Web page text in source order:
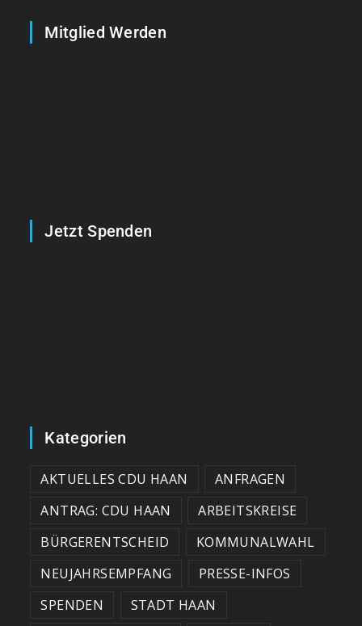
Mitglied Werden
Jetzt Spenden
Kategorien
AKTUELLES CDU HAAN
ANFRAGEN
ANTRAG: CDU HAAN
ARBEITSKREISE
BÜRGERENTSCHEID
KOMMUNALWAHL
NEUJAHRSEMPFANG
PRESSE-INFOS
SPENDEN
STADT HAAN